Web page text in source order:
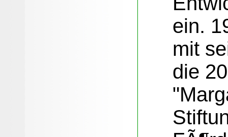
ein.
mit
die